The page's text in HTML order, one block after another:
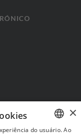
×
do usuário. Ao